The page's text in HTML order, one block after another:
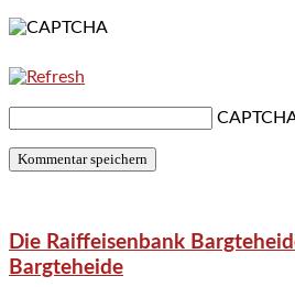
Die Raiffeisenbank
Bargteheide